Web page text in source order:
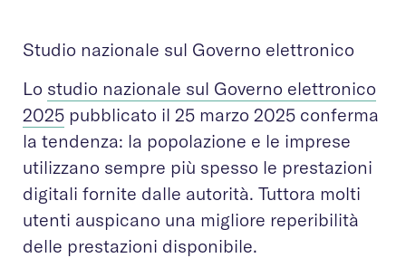
Studio nazionale sul Governo elettronico
Lo studio nazionale sul Governo elettronico
2025 pubblicato il 25 marzo 2025 conferma
la tendenza: la popolazione e le imprese
utilizzano sempre più spesso le prestazioni
digitali fornite dalle autorità. Tuttora molti
utenti auspicano una migliore reperibilità
delle prestazioni disponibile.